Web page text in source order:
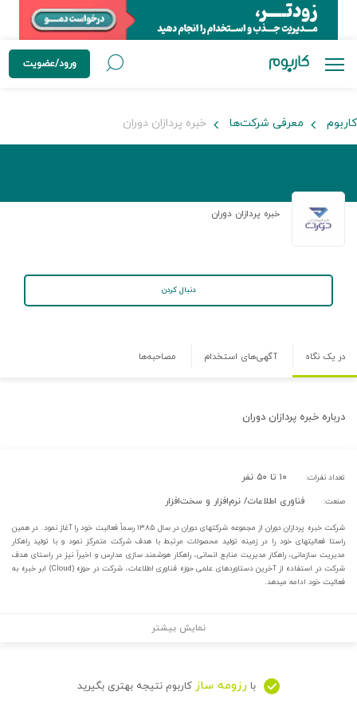
ورود/عضویت
کاربوم معرفی شرکت‌ها خبره پردازان دوران
خبره پردازان دوران
دنبال کردن
در یک نگاه آگهی‌های استخدام مصاحبه‌ها
درباره خبره پردازان دوران
تعداد نفرات: ۱۰ تا ۵۰ نفر
صنعت: فناوری اطلاعات/ نرم‌افزار و سخت‌افزار
شرکت خبره پردازان دوران از مجموعه شرکت­های دوران در سال ۱۳۸۵ رسماً فعالیت خود را آغاز نمود. در همین
راستا فعالیت­های خود را در زمینه تولید محصولات مرتبط با هدف شرکت متمرکز نمود و با تولید راهکار
مدیریت سازمانی، راهکار مدیریت منابع انسانی، راهکار هوشمند سازی مدارس و اخیراً نیز در راستای هدف
شرکت در استفاده از آخرین دستاوردهای علمی حوزه فناوری اطلاعات، شرکت در حوزه (Cloud) ابر خبره به
فعالیت خود ادامه می­دهد.
نمایش بیشتر
با رزومه ساز کاربوم نتیجه بهتری بگیرید